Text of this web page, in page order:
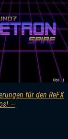
für den ReFX
—